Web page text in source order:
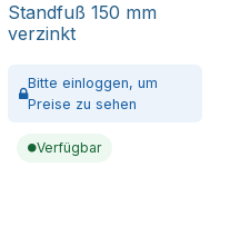
Standfuß 150 mm
verzinkt
Bitte einloggen, um
Preise zu sehen
Verfügbar